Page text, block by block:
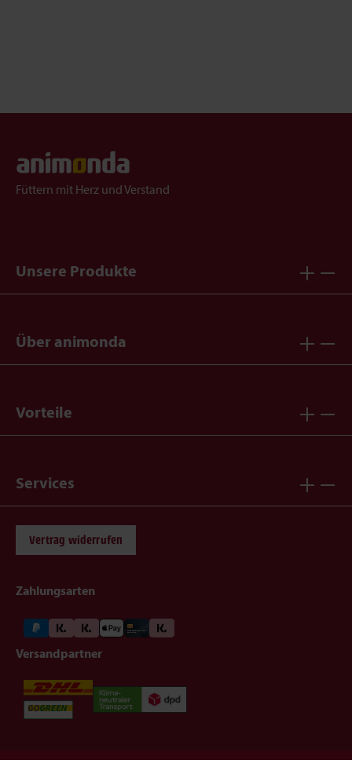
Füttern mit Herz und Verstand
Unsere Produkte
Über animonda
Vorteile
Services
Vertrag widerrufen
Zahlungsarten
Versandpartner